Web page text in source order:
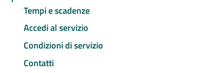
Tempi e scadenze
Accedi al servizio
Condizioni di servizio
Contatti